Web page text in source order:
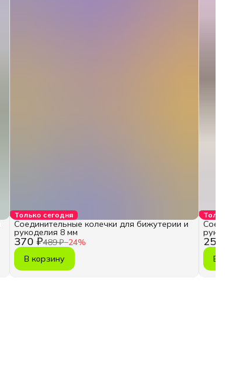
Только сегодня
370 ₽489 ₽−24%
Соединительные колечки для бижутерии и
рукоделия 8 мм
В корзину
252
В